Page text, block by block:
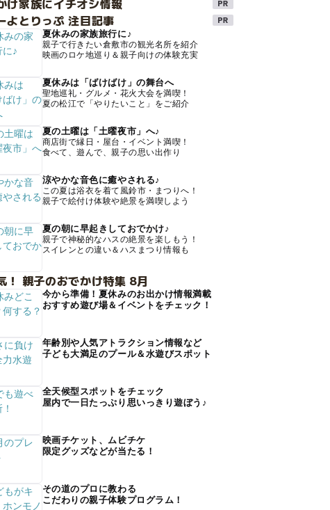
け家族にイチオシ情報
よとりっぷ 注目記事
夏休みの家族旅行に♪
親子で行きたい倉敷市の観光名所を紹介
映画のロケ地巡り＆親子向けの体験充実
夏休みは「ばけばけ」の舞台へ
聖地巡礼・グルメ・花火大会を満喫！
夏の松江で「やりたいこと」をご紹介
夏の土曜は「土曜夜市」へ♪
商店街で縁日・屋台・イベント満喫！
食べて、遊んで、親子の思い出作り
涼やかな音色に癒やされる♪
この夏は浴衣を着て風鈴市・まつりへ！
親子で絵付け体験や絶景を満喫しよう
夏の朝に早起きしておでかけ♪
親子で神秘的なハスの絶景を楽しもう！
スイレンとの違い＆ハスまつり情報も
！ 親子のおでかけ特集 8月
今から準備！夏休みのお出かけ情報満載
おすすめ遊び場＆イベントをチェック！
年齢別や人気アトラクション情報など
子ども大満足のプール＆水遊びスポット
全天候型スポットをチェック
屋内で一日たっぷり思いっきり遊ぼう♪
映画チケット、ムビチケ
限定グッズなどが当たる！
その道のプロに教わる
こだわりの親子体験プログラム！